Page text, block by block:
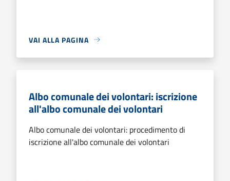
VAI ALLA PAGINA
Albo comunale dei volontari: iscrizione
all'albo comunale dei volontari
Albo comunale dei volontari: procedimento di
iscrizione all'albo comunale dei volontari